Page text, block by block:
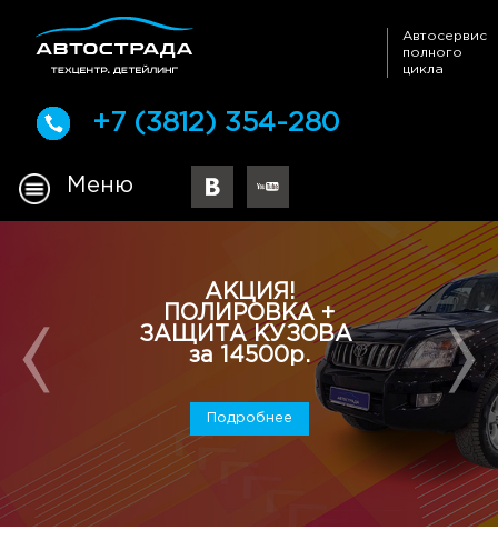
+7 (3812) 354-280
Автосервис
полного
цикла
Меню
АКЦИЯ!
ПОЛИРОВКА +
ЗАЩИТА КУЗОВА
за 14500р.
Подробнее